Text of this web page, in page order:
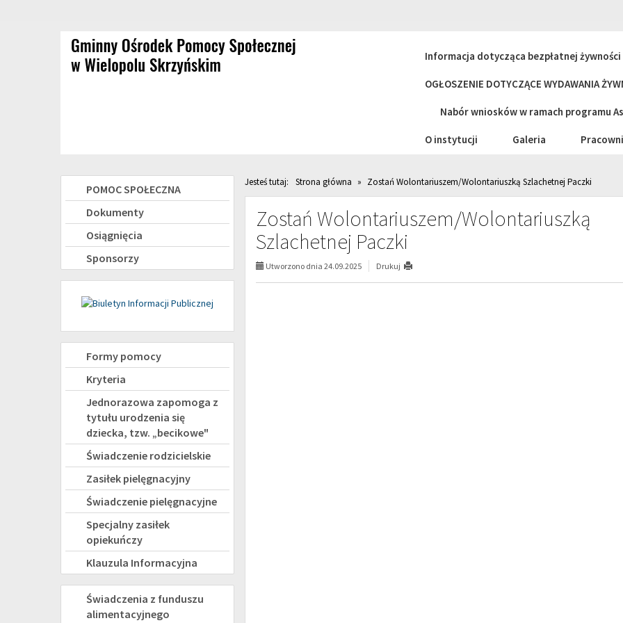
Informacja dotycząca bezpłatnej żywności
OGŁOSZENIE DOTYCZĄCE WYDAWANIA
Nabór wniosków w ramach programu
O instytucji Galeria
Menu
boczne
POMOC SPOŁECZNA
Dokumenty
Osiągnięcia
Sponsorzy
Świadczenia
rodzinne
Formy pomocy
Kryteria
Jednorazowa zapomoga z
tytułu urodzenia się
dziecka, tzw. „becikowe"
Świadczenie rodzicielskie
Zasiłek pielęgnacyjny
Świadczenie pielęgnacyjne
Specjalny zasiłek
opiekuńczy
Klauzula Informacyjna
FUNDUSZ
ALIMENTACYJNY
Świadczenia z funduszu
alimentacyjnego
Jesteś tutaj: Strona główna » Zostań Wolontariuszem/Wolontariuszką Szlachetnej Paczki
Zostań Wolontariuszem/Wolontariuszką
Szlachetnej Paczki
Utworzono dnia 24.09.2025 Drukuj